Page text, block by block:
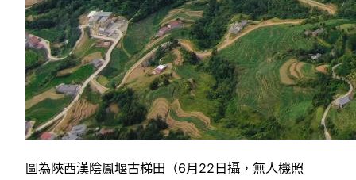
圖為陜西漢陰鳳堰古梯田（6月22日攝，無人機照